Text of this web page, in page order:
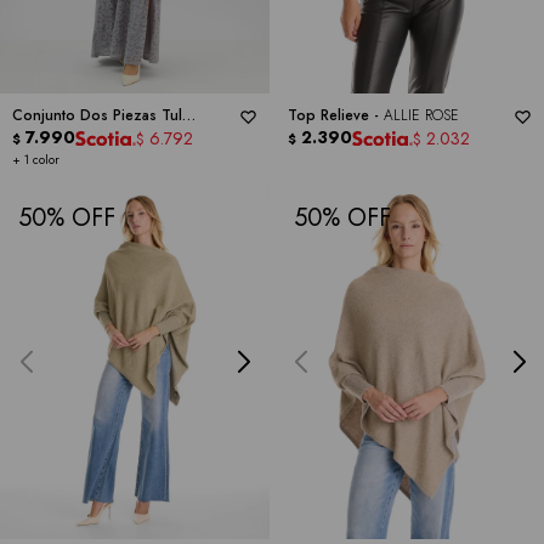
Conjunto Dos Piezas Tul
Bordado -RM RICHARDS
+ 1 color
$ 7.990 $ 6.792
Top Relieve - ALLIE ROSE
$ 2.390 $ 2.032
50 50